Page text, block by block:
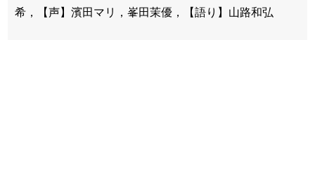
希，【声】濱田マリ，峯田茉優，【語り】山路和弘